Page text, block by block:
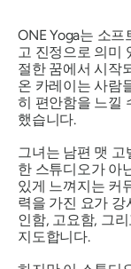
ONE Yoga는 소
고 진정으로 의미
절한 꿈에서 시작
온 카레이는 사람
히 편안함을 느낄
했습니다.
그녀는 남편 맷 고
한 스튜디오가 아
있게 느껴지는 커
력을 가진 요가
인함, 고요함, 그
지도합니다.